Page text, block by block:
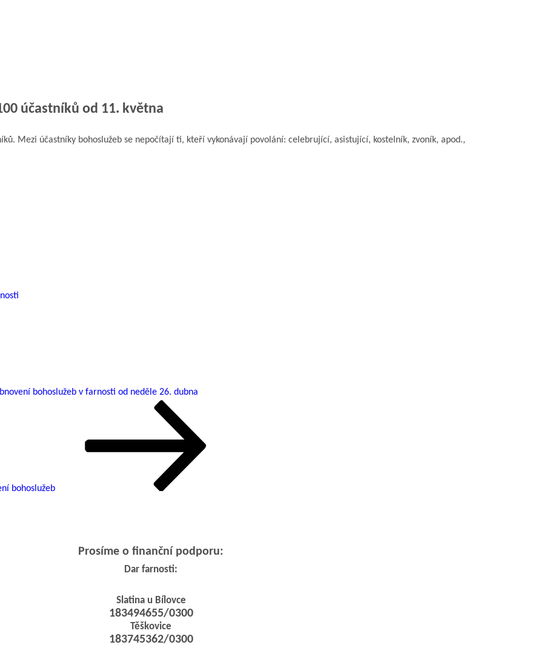
účastníků od 11. května
Mezi účastníky bohoslužeb se nepočítají ti, kteří vykonávají povolání: celebrující, asistující, kostelník, zvoník, apod.,
bohoslužeb v farnosti od neděle 26. dubna
bohoslužeb
Prosíme o finanční podporu:
Dar farnosti:
Slatina u Bílovce
183494655/0300
Těškovice
183745362/0300